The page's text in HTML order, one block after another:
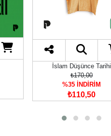
İslam Düşünce Tarihi
₺170,00
%35 İNDİRİM
₺110,50